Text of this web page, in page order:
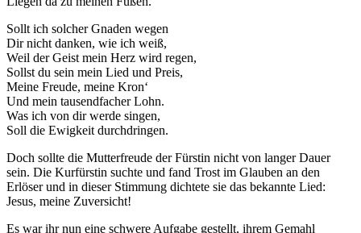
Sollt ich solcher Gnaden wegen
Dir nicht danken, wie ich weiß,
Weil der Geist mein Herz wird regen,
Sollst du sein mein Lied und Preis,
Meine Freude, meine Kron‘
Und mein tausendfacher Lohn.
Was ich von dir werde singen,
Soll die Ewigkeit durchdringen.
Doch sollte die Mutterfreude der Fürstin nicht von langer Dauer
sein. Die Kurfürstin suchte und fand Trost im Glauben an den
Erlöser und in dieser Stimmung dichtete sie das bekannte Lied:
Jesus, meine Zuversicht!
Es war ihr nun eine schwere Aufgabe gestellt, ihrem Gemahl
Erfahrung
Damit unsere
Website
während
Ihres Besuchs
so gut wie
möglich
funktioniert.
Wenn Sie
diese Cookies
verschwinden